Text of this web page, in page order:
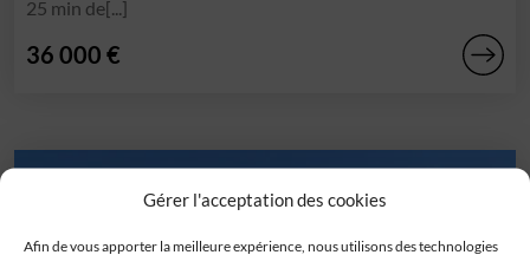
Gérer l'acceptation des cookies
Afin de vous apporter la meilleure expérience, nous utilisons des technologies
25 min de[...]
36 000 €